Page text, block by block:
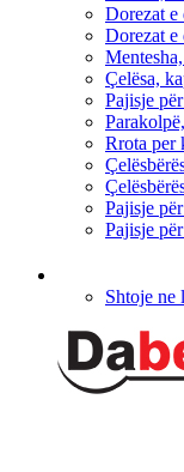
Dorezat e
Dorezat e
Çelësa,
Pajisje
Rrota per
Pajisje
Pajisje
Shtoje ne